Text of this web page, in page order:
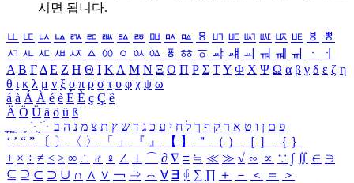
시면 됩니다.
ㅥ ㅦ ㅧ ㅨ ㅩ ㅪ ㅫ ㅬ ㅭ ㅮ ㅯ ㅰ ㅱ ㅲ ㅳ ㅴ ㅵ ㅶ ㅷ ㅸ
ㅹ
ㅺ ㅻ ㅼ ㅽ ㅾ ㅿ ㆀ ㆁ ㆂ ㆃ ㆄ ㆅ ㆆ ㆇ ㆈ ㆉ ㆊ ㆋ ㆌ ㆍ
ㆎ
Α Β ΓΔ Ε Ζ Η Θ Ι ΚΛ Μ Ν Ξ Ο Π Ρ Σ ΤΥ Φ Χ Ψ Ω α β γ δ ε ζ η
θ ι κ λ μ ν ξ ο π ρ σ τ υ φ χ ψ ω
á à Á À é è É È ç Ç ê
Ä Ö Ü ä ö ü ß
ִֶֹ ֻּ ׁׂ פ ם ן ו ט א ר ק ף ך ל ח י ע כ ג ד ש ץ ת צ מ נ ה ב
‘ ’ “ ” 〔 〕 〈 〉 「 」 『 』 【 】 ＂ （ ） ［ ］ ｛ ｝
± × ÷ ≠ ≤ ≥ ∞ ∴ ♂ ♀ ∠ ⊥ ⌒ ∂ ∇ ≡ ≒ ≪ ≫ √ ∽ ∝ ∵ ∫ ∬ ∈ ∋
⊆ ⊇ ⊂ ⊃ ∪ ∩ ∧ ∨ ￢ ⇒ ⇔ ∀ ∃ ∮ ∑ ∏ ＋ － ＜ ＝
＞